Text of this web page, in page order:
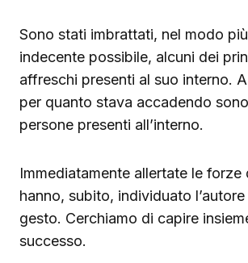
Sono stati imbrattati, nel modo
indecente possibile, alcuni dei
affreschi presenti al suo interno. A
per quanto stava accadendo
persone presenti all’interno.
Immediatamente allertate le forze
hanno, subito, individuato
gesto. Cerchiamo di capire
successo.